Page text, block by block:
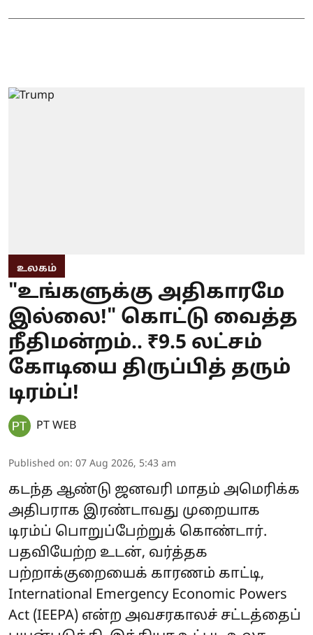
உலகம்
"உங்களுக்கு அதிகாரமே
இல்லை!" கொட்டு வைத்த
நீதிமன்றம்.. ₹9.5 லட்சம்
கோடியை திருப்பித் தரும்
டிரம்ப்!
PT WEB
Published on: 07 Aug 2026, 5:43 am
கடந்த ஆண்டு ஜனவரி மாதம் அமெரிக்க
அதிபராக இரண்டாவது முறையாக
டிரம்ப் பொறுப்பேற்றுக் கொண்டார்.
பதவியேற்ற உடன், வர்த்தக
பற்றாக்குறையைக் காரணம் காட்டி,
International Emergency Economic Powers
Act (IEEPA) என்ற அவசரகாலச் சட்டத்தைப்